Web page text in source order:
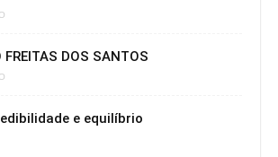
FREITAS DOS SANTOS
e equilíbrio